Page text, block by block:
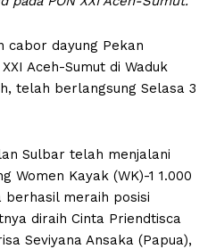
cabor dayung Pekan
Aceh-Sumut di Waduk
telah berlangsung Selasa 3
Sulbar telah menjalani
Women Kayak (WK)-1 1.000
berhasil meraih posisi
diraih Cinta Priendtisca
Seviyana Ansaka (Papua),